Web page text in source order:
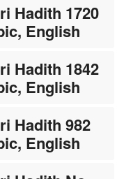
Hadith 1720
English
Hadith 1842
English
Hadith 982
English